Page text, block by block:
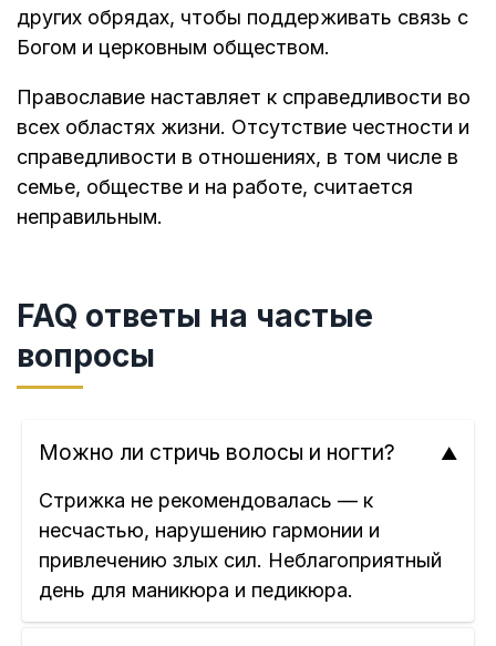
других обрядах, чтобы поддерживать связь с
Богом и церковным обществом.
Православие наставляет к справедливости во
всех областях жизни. Отсутствие честности и
справедливости в отношениях, в том числе в
семье, обществе и на работе, считается
неправильным.
FAQ ответы на частые
вопросы
Можно ли стричь волосы и ногти?
Стрижка не рекомендовалась — к
несчастью, нарушению гармонии и
привлечению злых сил. Неблагоприятный
день для маникюра и педикюра.